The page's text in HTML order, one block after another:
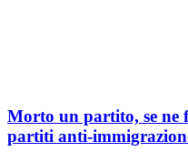
Morto un partito, se ne
partiti anti-